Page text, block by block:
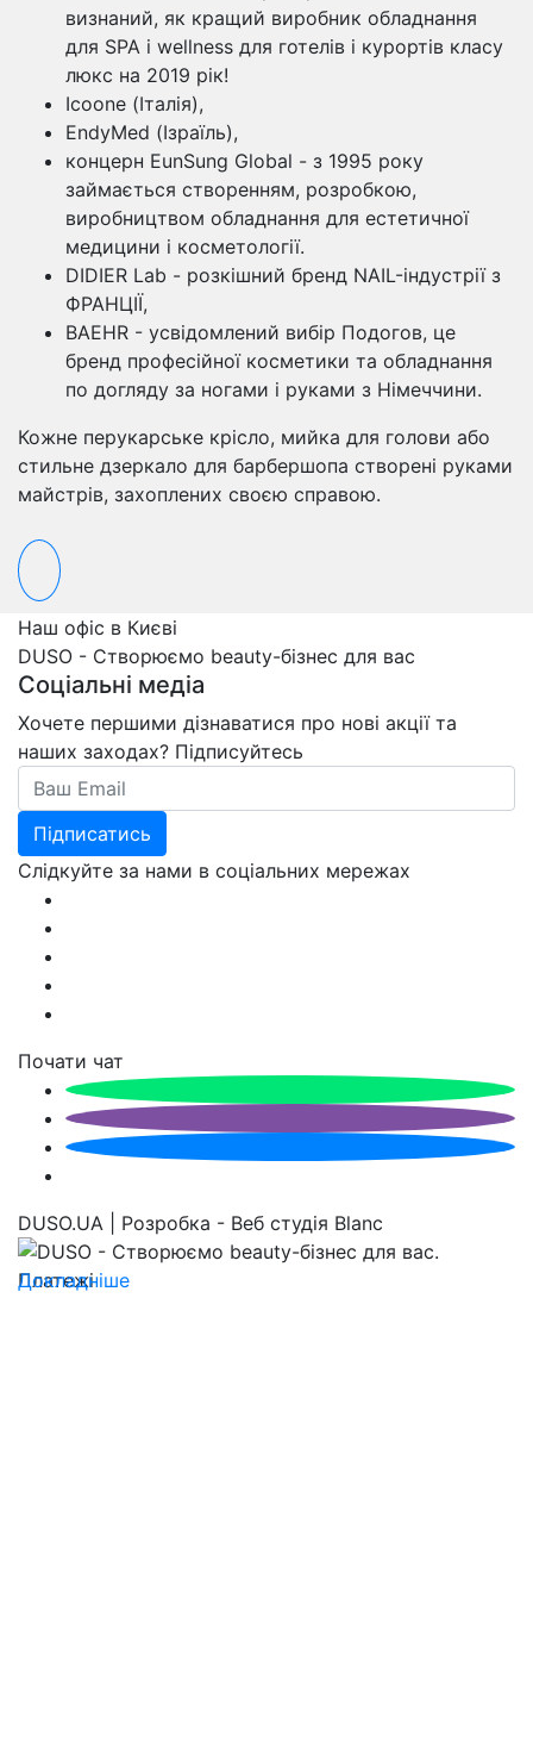
Докладніше
визнаний, як кращий виробник обладнання
для SPA і wellness для готелів і курортів класу
люкс на 2019 рік!
Icoone (Італія),
EndyMed (Ізраїль),
концерн EunSung Global - з 1995 року
займається створенням, розробкою,
виробництвом обладнання для естетичної
медицини і косметології.
DIDIER Lab - розкішний бренд NAIL-індустрії з
ФРАНЦІЇ,
BAEHR - усвідомлений вибір Подогов, це
бренд професійної косметики та обладнання
по догляду за ногами і руками з Німеччини.
Кожне перукарське крісло, мийка для голови або
стильне дзеркало для барбершопа створені руками
майстрів, захоплених своєю справою.
Наш офіс в Києві
DUSO - Створюємо beauty-бізнес для вас
Соціальні медіа
Хочете першими дізнаватися про нові акції та
наших заходах? Підписуйтесь
Email
Підписатись
Слідкуйте за нами в соціальних мережах
Почати чат
DUSO.UA | Розробка - Веб студія Blanc